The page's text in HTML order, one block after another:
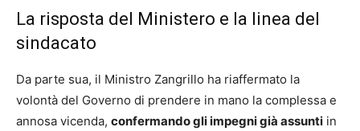
La risposta del Ministero e la linea del
sindacato
Da parte sua, il Ministro Zangrillo ha riaffermato la
volontà del Governo di prendere in mano la complessa e
annosa vicenda, confermando gli impegni già assunti in